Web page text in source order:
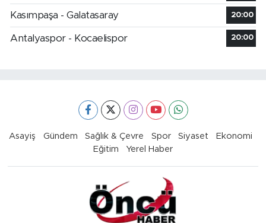
Kasımpaşa - Galatasaray 20:00
Antalyaspor - Kocaelispor 20:00
Asayiş Gündem Sağlık & Çevre Spor Siyaset
Ekonomi
Eğitim
Yerel Haber